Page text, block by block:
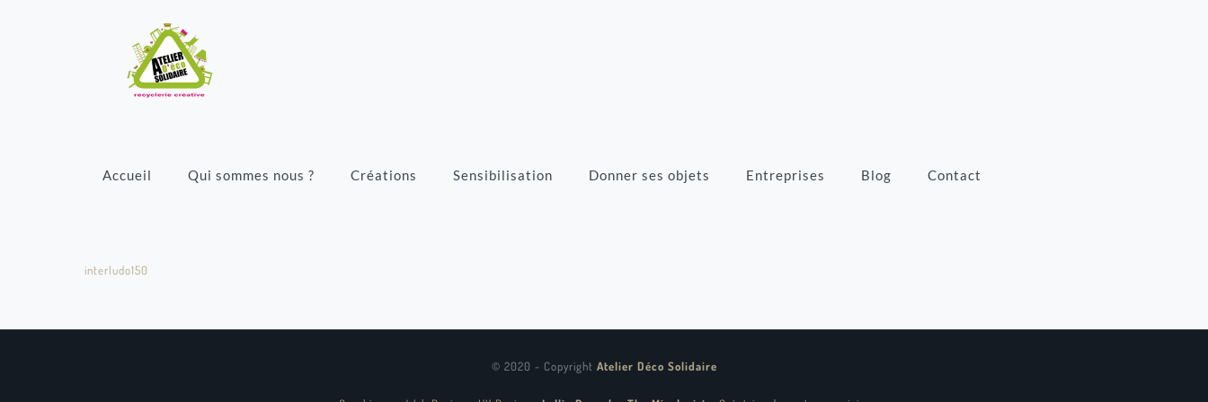
Accueil Qui sommes nous ? Créations Sensibilisation Donner ses objets Entreprises Blog Contact
interludo150
© 2020 - Copyright Atelier Déco Solidaire